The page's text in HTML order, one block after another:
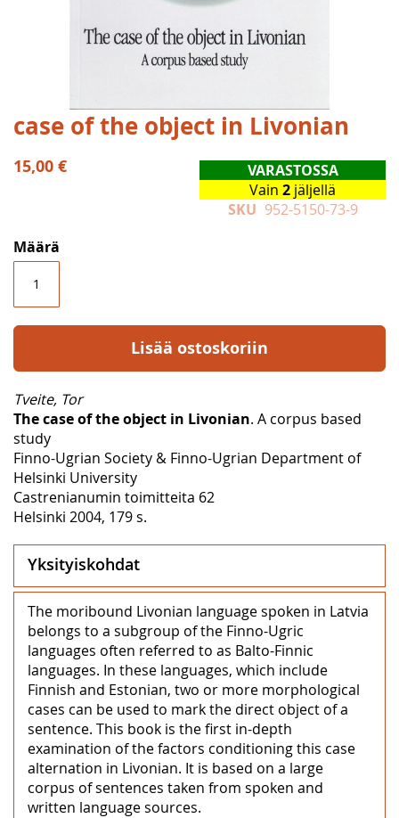
Skip
to
the
beginning
gallery
case of the object in Livonian
15,00 €
VARASTOSSA
Vain 2 jäljellä
SKU 952-5150-73-9
Määrä
Lisää ostoskoriin
Tveite, Tor
The case of the object in Livonian. A corpus based
study
Finno-Ugrian Society & Finno-Ugrian Department of
Helsinki University
Castrenianumin toimitteita 62
Helsinki 2004, 179 s.
Yksityiskohdat
The moribound Livonian language spoken in Latvia
belongs to a subgroup of the Finno-Ugric
languages often referred to as Balto-Finnic
languages. In these languages, which include
Finnish and Estonian, two or more morphological
cases can be used to mark the direct object of a
sentence. This book is the first in-depth
examination of the factors conditioning this case
alternation in Livonian. It is based on a large
corpus of sentences taken from spoken and
written language sources.